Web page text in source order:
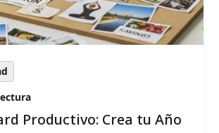
Productivo: Crea tu Año